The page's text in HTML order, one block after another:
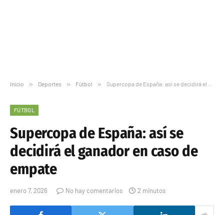
Inicio » Deportes » Fútbol » Supercopa de España: así se decidirá el ganador en caso de empate
FÚTBOL
Supercopa de España: así se
decidirá el ganador en caso de
empate
enero 7, 2026 No hay comentarios 2 minutos